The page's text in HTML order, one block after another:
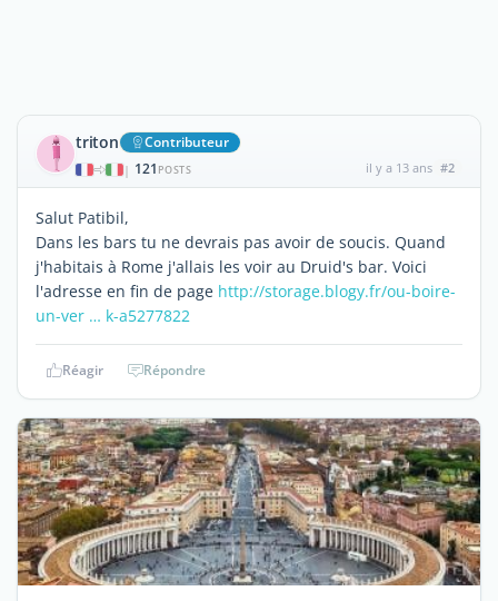
triton Contributeur
| 121 POSTS il y a 13 ans #2
Salut Patibil,
Dans les bars tu ne devrais pas avoir de soucis. Quand
j'habitais à Rome j'allais les voir au Druid's bar. Voici
l'adresse en fin de page http://storage.blogy.fr/ou-boire-
un-ver … k-a5277822
Réagir Répondre